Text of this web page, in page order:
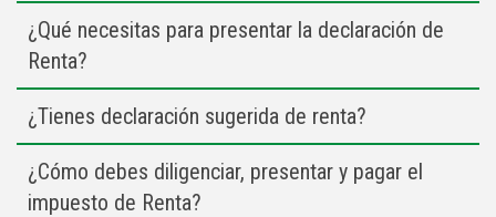
¿Qué necesitas para presentar la declaración de
Renta?
¿Tienes declaración sugerida de renta?
¿Cómo debes diligenciar, presentar y pagar el
impuesto de Renta?